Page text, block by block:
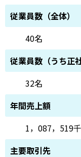
従業員数（全体）
40名
従業員数（うち正
32名
年間売上額
1，087，519
主要取引先